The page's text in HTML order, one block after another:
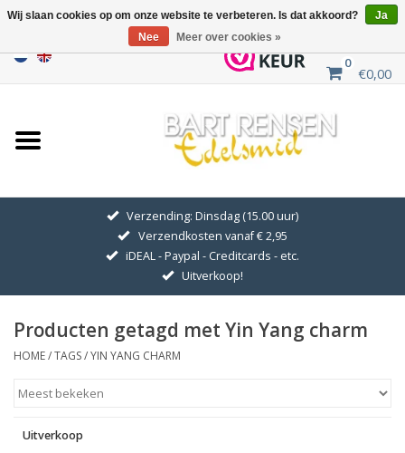
0
€0,00
Home
Uitverkoop
GOUDEN SYMBOLEN
Hanger Kettingen
Oorhangers
Medaillons
Blog
Verzending: Dinsdag (15.00 uur)
Verzendkosten vanaf € 2,95
iDEAL - Paypal - Creditcards - etc.
Uitverkoop!
Producten getagd met Yin Yang charm
HOME/TAGS/YIN YANG CHARM
Uitverkoop
Wij slaan cookies op om onze website te verbeteren. Is dat akkoord?
Ja
Nee
Meer over cookies »